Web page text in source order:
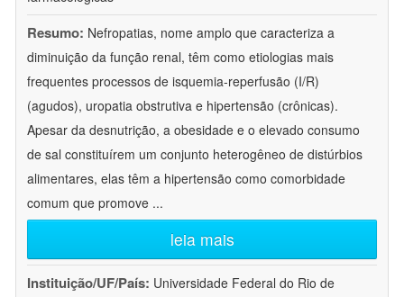
Resumo: Nefropatias, nome amplo que caracteriza a
diminuição da função renal, têm como etiologias mais
frequentes processos de isquemia-reperfusão (I/R)
(agudos), uropatia obstrutiva e hipertensão (crônicas).
Apesar da desnutrição, a obesidade e o elevado consumo
de sal constituírem um conjunto heterogêneo de distúrbios
alimentares, elas têm a hipertensão como comorbidade
comum que promove ...
leia mais
Instituição/UF/País: Universidade Federal do Rio de